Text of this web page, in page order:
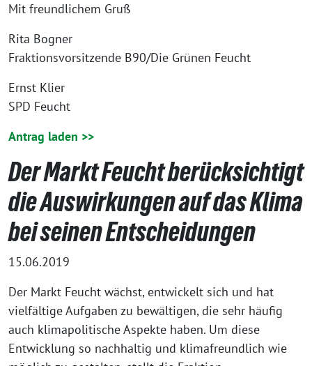
Mit freundlichem Gruß
Rita Bogner
Fraktionsvorsitzende B90/Die Grünen Feucht
Ernst Klier
SPD Feucht
Antrag laden >>
Der Markt Feucht berücksichtigt
die Auswirkungen auf das Klima
bei seinen Entscheidungen
15.06.2019
Der Markt Feucht wächst, entwickelt sich und hat
vielfältige Aufgaben zu bewältigen, die sehr häufig
auch klimapolitische Aspekte haben. Um diese
Entwicklung so nachhaltig und klimafreundlich wie